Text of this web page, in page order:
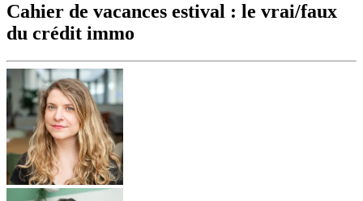
Cahier de vacances estival : le vrai/faux
du crédit immo